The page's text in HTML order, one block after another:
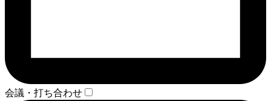
会議・打ち合わせ